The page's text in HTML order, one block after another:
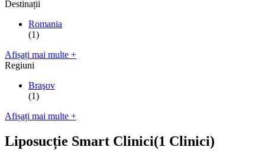
Destinații
Romania
(1)
Afișați mai multe +
Regiuni
Braşov
(1)
Afișați mai multe +
Liposucție Smart Clinici(1 Clinici)